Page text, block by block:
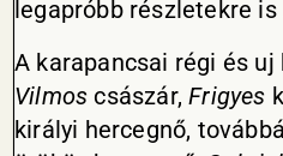
legapróbb részletekre
A karapancsai régi és
Vilmos császár,Frigyes
királyi hercegnő,